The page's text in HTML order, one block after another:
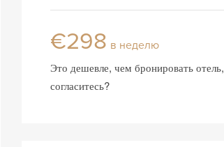
€298 в неделю
Это дешевле, чем бронировать отель,
согласитесь?